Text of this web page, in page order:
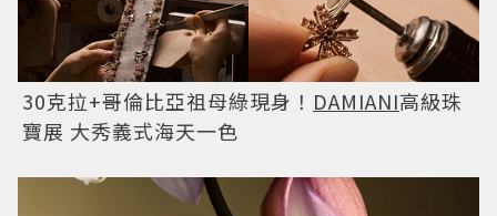
30克拉+哥倫比亞祖母綠現身！ DAMIANI高級珠
寶展 大秀義式海天一色